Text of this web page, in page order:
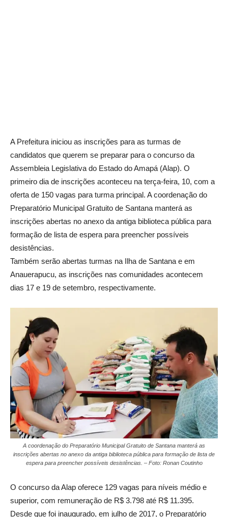
A Prefeitura iniciou as inscrições para as turmas de
candidatos que querem se preparar para o concurso da
Assembleia Legislativa do Estado do Amapá (Alap). O
primeiro dia de inscrições aconteceu na terça-feira, 10, com a
oferta de 150 vagas para turma principal. A coordenação do
Preparatório Municipal Gratuito de Santana manterá as
inscrições abertas no anexo da antiga biblioteca pública para
formação de lista de espera para preencher possíveis
desistências.
Também serão abertas turmas na Ilha de Santana e em
Anauerapucu, as inscrições nas comunidades acontecem
dias 17 e 19 de setembro, respectivamente.
A coordenação do Preparatório Municipal Gratuito de Santana manterá as
inscrições abertas no anexo da antiga biblioteca pública para formação de lista de
espera para preencher possíveis desistências. – Foto: Ronan Coutinho
O concurso da Alap oferece 129 vagas para níveis médio e
superior, com remuneração de R$ 3.798 até R$ 11.395.
Desde que foi inaugurado, em julho de 2017, o Preparatório